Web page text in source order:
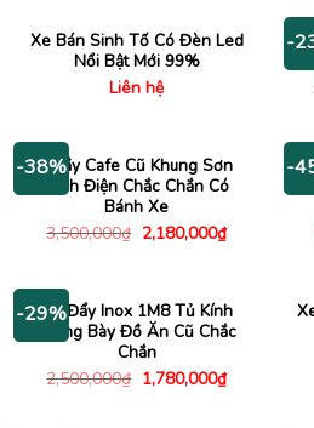
1,180,000₫.
Xe Bán Sinh Tố Có Đèn Led
Nổi Bật Mới 99%
Liên hệ
-
-38%Quầy Cafe Cũ Khung Sơn
Tĩnh Điện Chắc Chắn Có
Bánh Xe
3,500,000₫ Giá
gốc
2,180,000₫Giá
hiện
-
-29%Xe Đẩy Inox 1M8 Tủ Kính
Trưng Bày Đồ Ăn Cũ Chắc
Chắn
2,500,000₫ Giá
gốc
1,780,000₫Giá
hiện